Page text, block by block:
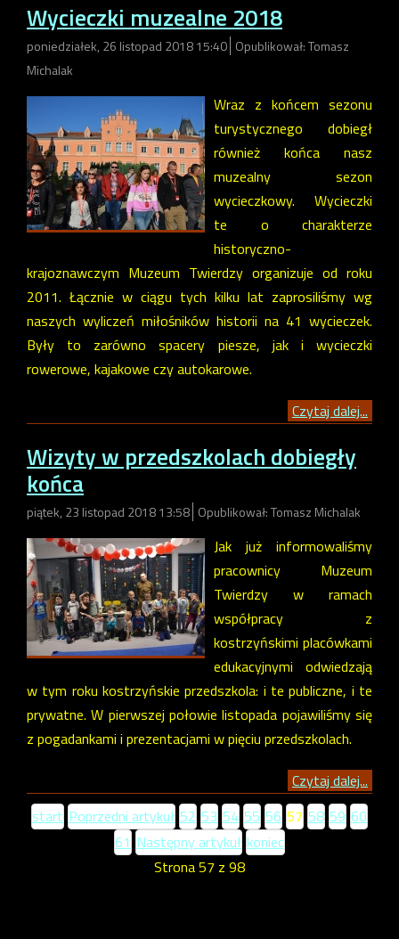
Wycieczki muzealne 2018
poniedziałek, 26 listopad 2018 15:40 Opublikował: Tomasz
Michalak
Wraz z końcem sezonu
turystycznego dobiegł
również końca nasz
muzealny sezon
wycieczkowy. Wycieczki
te o charakterze
historyczno-
krajoznawczym Muzeum Twierdzy organizuje od roku
2011. Łącznie w ciągu tych kilku lat zaprosiliśmy wg
naszych wyliczeń miłośników historii na 41 wycieczek.
Były to zarówno spacery piesze, jak i wycieczki
rowerowe, kajakowe czy autokarowe.
Czytaj dalej...
Wizyty w przedszkolach dobiegły
końca
piątek, 23 listopad 2018 13:58 Opublikował: Tomasz Michalak
Jak już informowaliśmy
pracownicy Muzeum
Twierdzy w ramach
współpracy z
kostrzyńskimi placówkami
edukacyjnymi odwiedzają
w tym roku kostrzyńskie przedszkola: i te publiczne, i te
prywatne. W pierwszej połowie listopada pojawiliśmy się
z pogadankami i prezentacjami w pięciu przedszkolach.
Czytaj dalej...
start Poprzedni artykuł 52 53 54 55 56 57 58 59 60
61 Następny artykuł koniec
Strona 57 z 98